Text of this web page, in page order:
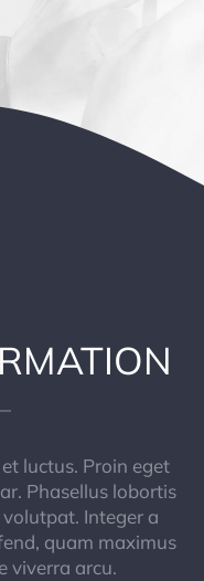
luctus. Proin eget
Phasellus lobortis
Integer a
quam maximus
viverra arcu.